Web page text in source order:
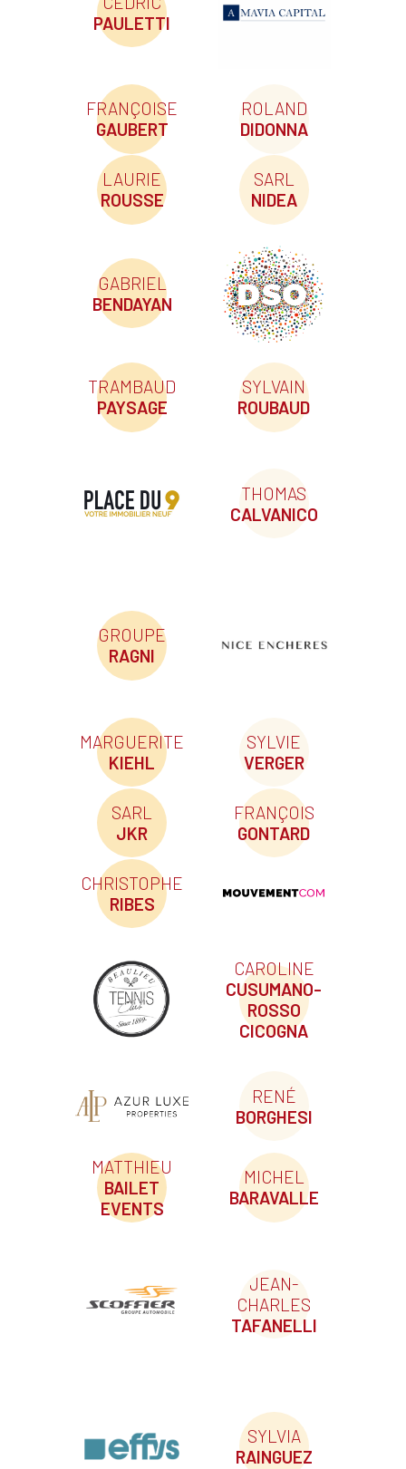
PAULETTI
FRANÇOISE
GAUBERT
ROLAND
DIDONNA
LAURIE
ROUSSE
SARL
NIDEA
GABRIEL
BENDAYAN
TRAMBAUD
PAYSAGE
SYLVAIN
ROUBAUD
THOMAS
CALVANICO
GROUPE
RAGNI
MARGUERITE
KIEHL
SYLVIE
VERGER
SARL
JKR
FRANÇOIS
GONTARD
CHRISTOPHE
RIBES
CAROLINE
CUSUMANO-
ROSSO
CICOGNA
RENÉ
BORGHESI
MATTHIEU
BAILET
EVENTS
MICHEL
BARAVALLE
JEAN-
CHARLES
TAFANELLI
SYLVIA
RAINGUEZ